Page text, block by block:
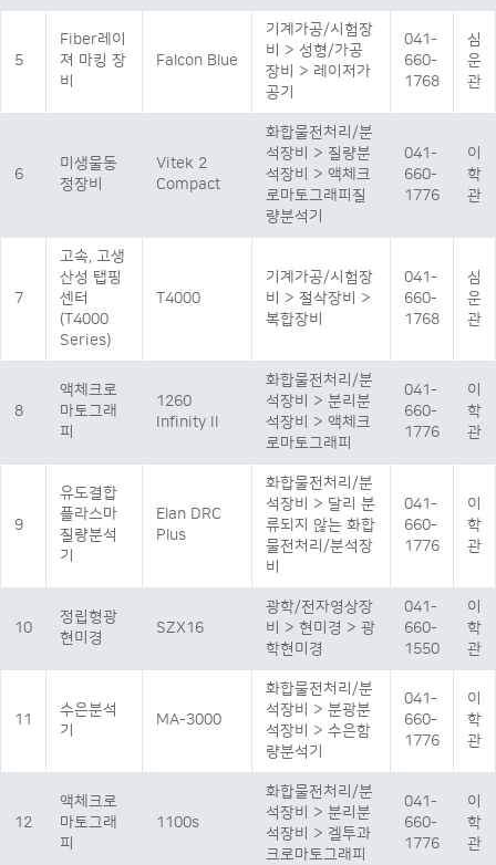
5
Fiber레이
져 마킹 장
비
Falcon Blue
기계가공/시험장
비 > 성형/가공
장비 > 레이저가
공기
041-
660-
1768
심
운
관
6
미생물동
정장비
Vitek 2
Compact
화합물전처리/분
석장비 > 질량분
석장비 > 액체크
로마토그래피질
량분석기
041-
660-
1776
이
학
관
7
고속, 고생
산성 탭핑
센터
(T4000
Series)
T4000
기계가공/시험장
비 > 절삭장비 >
복합장비
041-
660-
1768
심
운
관
8
액체크로
마토그래
피
1260
Infinity II
화합물전처리/분
석장비 > 분리분
석장비 > 액체크
로마토그래피
041-
660-
1776
이
학
관
9
유도결합
플라스마
질량분석
기
Elan DRC
Plus
화합물전처리/분
석장비 > 달리 분
류되지 않는 화합
물전처리/분석장
비
041-
660-
1776
이
학
관
10
정립형광
현미경
SZX16
광학/전자영상장
비 > 현미경 > 광
학현미경
041-
660-
1550
이
학
관
11
수은분석
기
MA-3000
화합물전처리/분
석장비 > 분광분
석장비 > 수은함
량분석기
041-
660-
1776
이
학
관
12
액체크로
마토그래
피
1100s
화합물전처리/분
석장비 > 분리분
석장비 > 겔투과
크로마토그래피
041-
660-
1776
이
학
관